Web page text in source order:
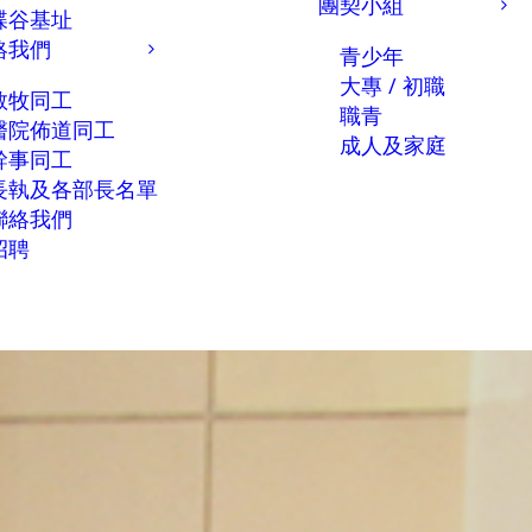
谷基址
我們
牧同工
院佈道同工
事同工
執及各部長名單
絡我們
聘
青少年
大專 / 初職
職青
成人及家庭